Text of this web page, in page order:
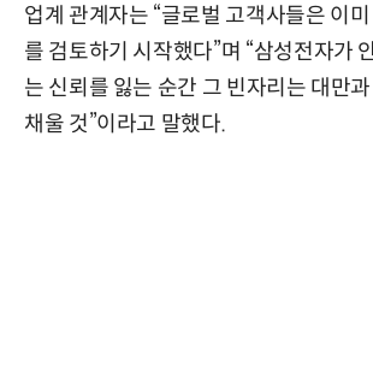
업계 관계자는 “글로벌 고객사들은 이
를 검토하기 시작했다”며 “삼성전자가
는 신뢰를 잃는 순간 그 빈자리는 대만
채울 것”이라고 말했다.